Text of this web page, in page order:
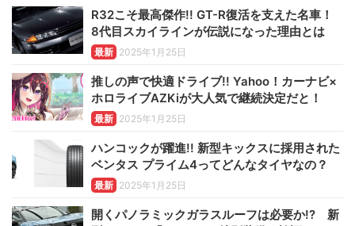
R32こそ最高傑作!! GT-R復活を支えた名車！
8代目スカイラインが伝説になった理由とは
最新 2025年1月25日
推しの声で快適ドライブ!! Yahoo！カーナビ×
ホロライブAZKiが大人気で継続決定だと！
最新 2025年1月25日
ハンコックが躍進!! 新型キックスに採用された
ベンタス プライム4ってどんなタイヤなの？
最新 2025年1月25日
開くパノラミックガラスルーフは必要か!? 新